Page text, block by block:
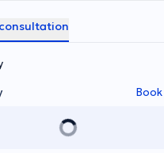
in both individual and group
and international conferences
Music Therapy with a focus on
and at Metropolitan